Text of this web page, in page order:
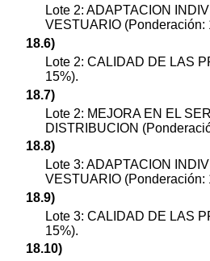
Lote 2: ADAPTACION
VESTUARIO (Ponderación:
18.6)
Lote 2: CALIDAD DE LAS
15%).
18.7)
Lote 2: MEJORA EN EL
DISTRIBUCION
18.8)
Lote 3: ADAPTACION
VESTUARIO (Ponderación:
18.9)
Lote 3: CALIDAD DE LAS
15%).
18.10)